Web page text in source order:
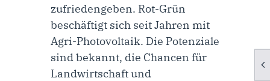
zufriedengeben. Rot-Grün
beschäftigt sich seit Jahren mit
Agri-Photovoltaik. Die Potenziale
sind bekannt, die Chancen für
Landwirtschaft und